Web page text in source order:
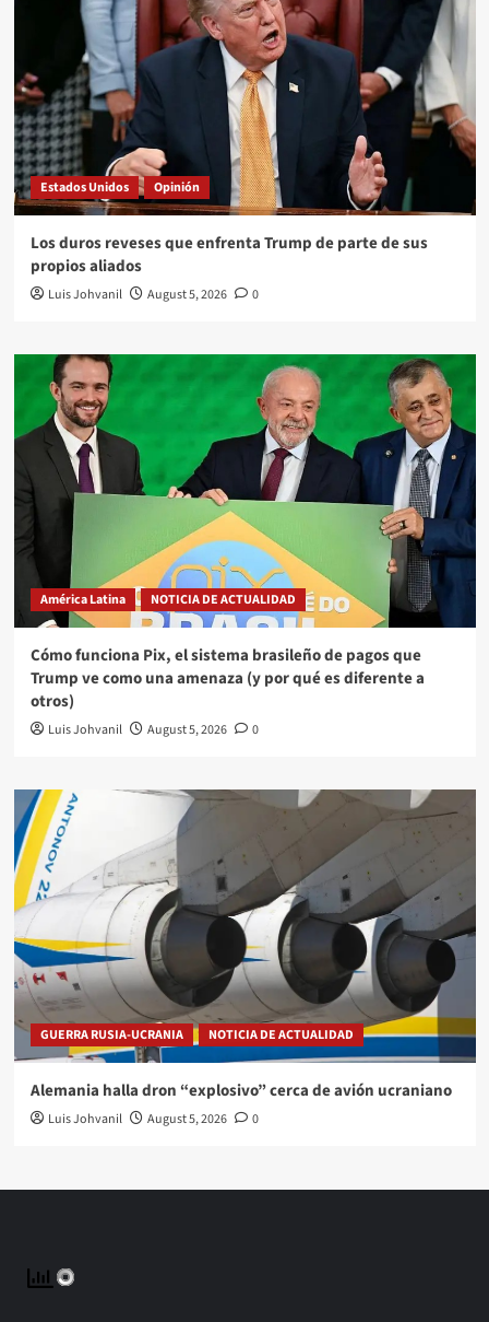
Estados Unidos Opinión
Los duros reveses que enfrenta Trump de parte de sus
propios aliados
Luis Johvanil August 5, 2026 0
América Latina NOTICIA DE ACTUALIDAD
Cómo funciona Pix, el sistema brasileño de pagos que
Trump ve como una amenaza (y por qué es diferente a
otros)
Luis Johvanil August 5, 2026 0
GUERRA RUSIA-UCRANIA NOTICIA DE ACTUALIDAD
Alemania halla dron “explosivo” cerca de avión ucraniano
Luis Johvanil August 5, 2026 0